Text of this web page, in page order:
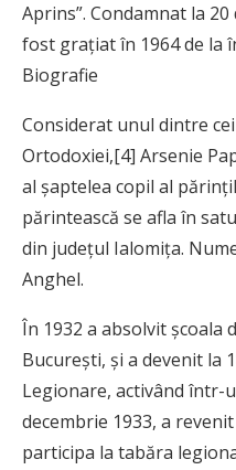
Aprins”. Condamnat la
fost grațiat în 1964 de la
Biografie
Considerat unul dintre
Ortodoxiei,[4] Arsenie
al șaptelea copil al
părintească se afla în
din județul Ialomița.
Anghel.
În 1932 a absolvit școala
București, și a devenit la
Legionare, activând într-
decembrie 1933, a
participa la tabăra